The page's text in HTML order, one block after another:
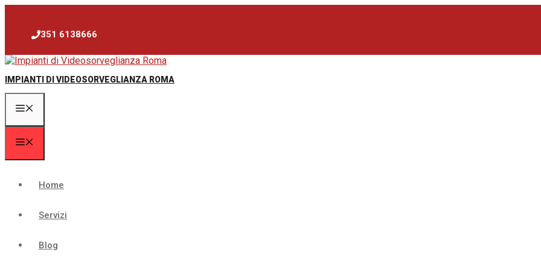
contenuto351 6138666
IMPIANTI DI VIDEOSORVEGLIANZA ROMA
Home
Servizi
Blog